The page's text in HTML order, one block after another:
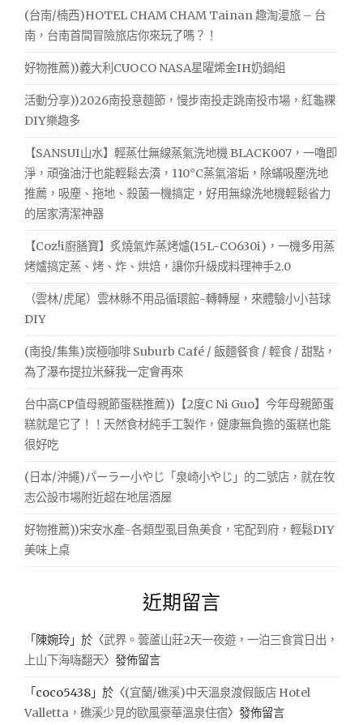
(台南/楠西)HOTEL CHAM CHAM Tainan 趣淘漫旅 – 台
南，台南首間冒險旅店你來玩了嗎？！
好物推薦))義大利CUOCO NASA星曜烯金IH奶鍋組
活動分享))2026南投意麵節，慢步南投走跳南投市場，紅龜粿
DIY樂趣多
【SANSUI山水】輕蒸仕無線蒸氣洗地機 BLACK007，一嚕即
淨，頑強油汙也能輕鬆去漬，110°C蒸氣溶垢，除蟎吸塵洗地
推薦，吸塵、拖地、殺菌一機搞定，好用無線洗地機輕鬆省力
的居家清潔神器
【Coz!i廚膳寶】炙燒氣炸蒸烤爐(15L-CO630i)，一機多用蒸
烤爐搞定蒸、烤、炸、烘焙，讓你升級成料理神手2.0
（雲林/虎尾）雲林縣不用品循環館-轉轉屋，來體驗小小苔球
DIY
(南投/集集)炭極咖啡 Suburb Café / 飯麵餐食 / 輕食 / 甜點，
為了瀑布提拉米蘇我一定會再來
台中高CP值母親節蛋糕推薦))【2度C Ni Guo】今年母親節蛋
糕就是它了！！天然食材純手工製作，健康無負擔的蛋糕也能
很好吃
(日本/沖繩)パーラー小やじ「泉崎小やじ」的二號店，就在牧
志公設市場附近超在地居酒屋
好物推薦))宋安水產-各類型虱目魚美食，宅配到府，輕鬆DIY
美味上桌
近期留言
「 陳婉玲 」於〈武界。蕓蘆山莊2天一夜遊，一泊三食賞日出，
上山下海嗨翻天〉發佈留言
「 coco5438 」於〈(宜蘭/礁溪)中天溫泉渡假飯店 Hotel
Valletta，礁溪少見的歐風豪華溫泉住宿〉發佈留言